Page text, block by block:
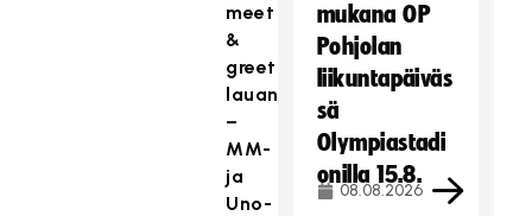
meet
&
greet
lauantaina
–
MM-
ja
Uno-
mukana OP
Pohjolan
liikuntapäiväs
sä
Olympiastadi
onilla 15.8.
08.08.2026